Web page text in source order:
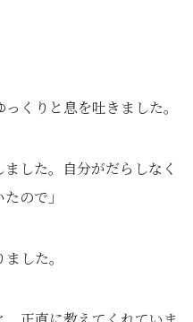
くりと息を吐きました。
ました。自分がだらしなく
ので」
した。